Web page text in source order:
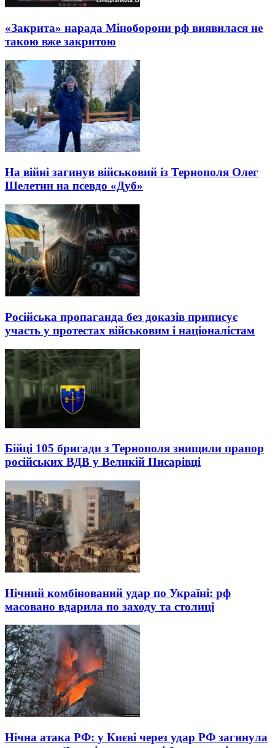
«Закрита» нарада Міноборони рф виявилася не
такою вже закритою
На війні загинув військовий із Тернополя Олег
Шелетин на псевдо «Дуб»
Російська пропаганда без доказів приписує
участь у протестах військовим і націоналістам
Бійці 105 бригади з Тернополя знищили прапор
російських ВДВ у Великій Писарівці
Нічний комбінований удар по Україні: рф
масовано вдарила по заходу та столиці
Нічна атака РФ: у Києві через удар РФ загинула